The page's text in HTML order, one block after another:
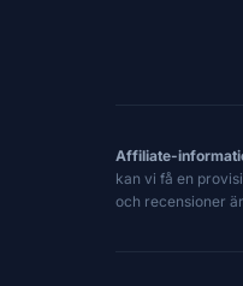
Affiliate-
kan vi få en
och recensioner